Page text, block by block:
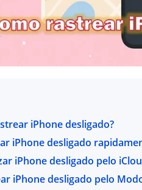
iPhone desligado?
iPhone desligado
iPhone desligado pelo
iPhone desligado pelo